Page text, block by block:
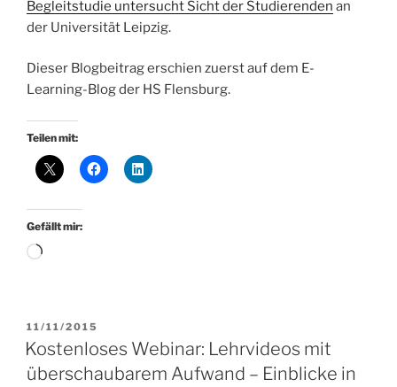
Begleitstudie untersucht Sicht der Studierenden an
der Universität Leipzig.
Dieser Blogbeitrag erschien zuerst auf dem E-
Learning-Blog der HS Flensburg.
Teilen mit:
Gefällt mir:
Wird
VERÖFFENTLICHT
AM
11/11/2015
Kostenloses Webinar: Lehrvideos mit
überschaubarem Aufwand – Einblicke in